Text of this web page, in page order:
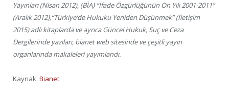
Yayınları (Nisan 2012), (BİA) “İfade Özgürlüğünün On Yılı 2001-2011”
(Aralık 2012),“Türkiye’de Hukuku Yeniden Düşünmek” (İletişim
2015) adlı kitaplarda ve ayrıca Güncel Hukuk, Suç ve Ceza
Dergilerinde yazıları, bianet web sitesinde ve çeşitli yayın
organlarında makaleleri yayımlandı.
Kaynak: Bianet